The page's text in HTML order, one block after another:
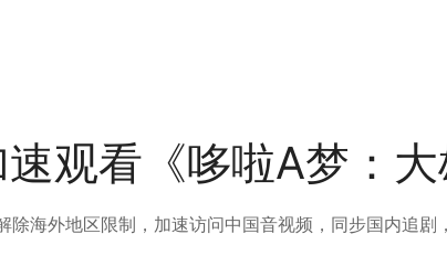
观看《哆啦A梦：大
除海外地区限制，加速访问中国音视频，同步国内追剧